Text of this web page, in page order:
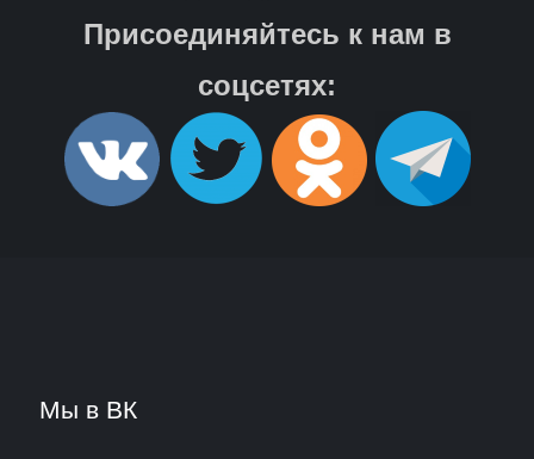
Присоединяйтесь к нам в
соцсетях:
Мы в ВК